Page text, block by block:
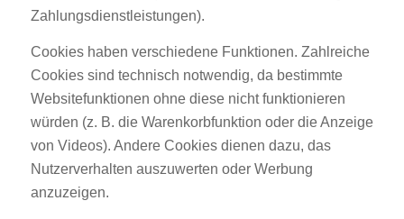
Zahlungsdienstleistungen).
Cookies haben verschiedene Funktionen. Zahlreiche
Cookies sind technisch notwendig, da bestimmte
Websitefunktionen ohne diese nicht funktionieren
würden (z. B. die Warenkorbfunktion oder die Anzeige
von Videos). Andere Cookies dienen dazu, das
Nutzerverhalten auszuwerten oder Werbung
anzuzeigen.